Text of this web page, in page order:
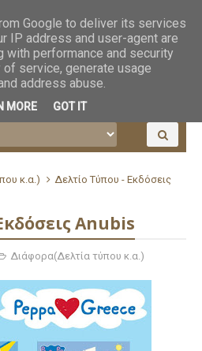
κ.α.)
Δελτίο Τύπου - Εκδόσεις
Anubis
Διάφορα(Δελτία τύπου κ.α.)
Google to deliver its services
IP address and user-agent are
with performance and security
service, generate usage
address abuse.
MORE GOT IT